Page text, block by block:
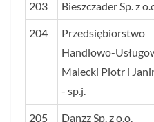
203 Bieszczader Sp. z
204
Przedsiębiorstwo
Handlowo-
Malecki Piotr i
- sp.j.
205 Danzz Sp. z o.o.